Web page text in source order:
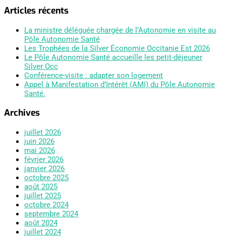
Articles récents
La ministre déléguée chargée de l’Autonomie en visite au
Pôle Autonomie Santé
Les Trophées de la Silver Économie Occitanie Est 2026
Le Pôle Autonomie Santé accueille les petit-déjeuner
Silver Occ
Conférence-visite : adapter son logement
Appel à Manifestation d’Intérêt (AMI) du Pôle Autonomie
Santé.
Archives
juillet 2026
juin 2026
mai 2026
février 2026
janvier 2026
octobre 2025
août 2025
juillet 2025
octobre 2024
septembre 2024
août 2024
juillet 2024